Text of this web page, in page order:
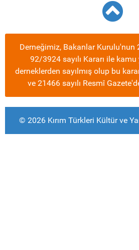
Derneğimiz, Bakanlar Kurulu'nun
92/3924 sayılı Kararı ile kamu
derneklerden sayılmış olup bu
ve 21466 sayılı Resmî
© 2026 Kırım Türkleri Kültür ve